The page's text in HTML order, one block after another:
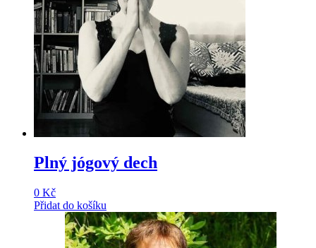
Plný jógový dech
0 Kč
Přidat do košíku